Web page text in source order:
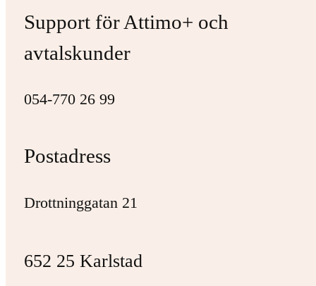
Support för Attimo+ och
avtalskunder
054-770 26 99
Postadress
Drottninggatan 21
652 25 Karlstad